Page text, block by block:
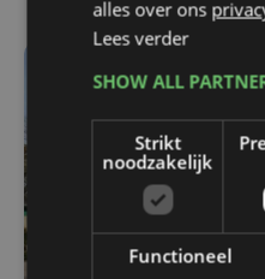
alles over ons
Lees verder
SHOW ALL
Strikt
noodzakelijk
Functioneel